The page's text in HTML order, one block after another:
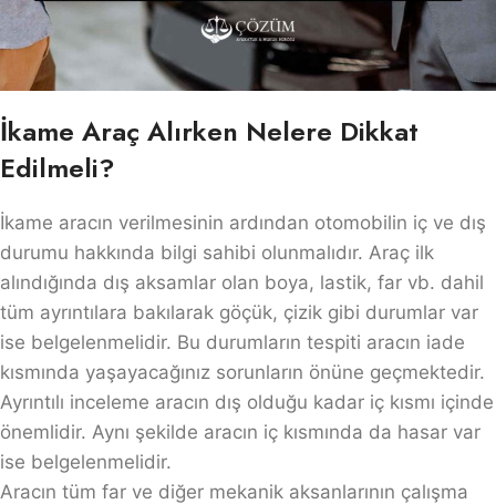
İkame Araç Alırken Nelere Dikkat
Edilmeli?
İkame aracın verilmesinin ardından otomobilin iç ve dış
durumu hakkında bilgi sahibi olunmalıdır. Araç ilk
alındığında dış aksamlar olan boya, lastik, far vb. dahil
tüm ayrıntılara bakılarak göçük, çizik gibi durumlar var
ise belgelenmelidir. Bu durumların tespiti aracın iade
kısmında yaşayacağınız sorunların önüne geçmektedir.
Ayrıntılı inceleme aracın dış olduğu kadar iç kısmı içinde
önemlidir. Aynı şekilde aracın iç kısmında da hasar var
ise belgelenmelidir.
Aracın tüm far ve diğer mekanik aksanlarının çalışma